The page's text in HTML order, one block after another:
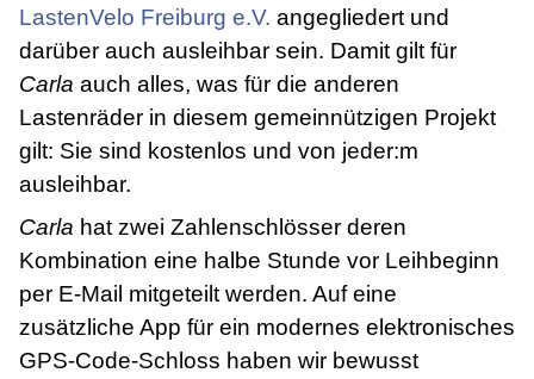
LastenVelo Freiburg e.V. angegliedert und
darüber auch ausleihbar sein. Damit gilt für
Carla auch alles, was für die anderen
Lastenräder in diesem gemeinnützigen Projekt
gilt: Sie sind kostenlos und von jeder:m
ausleihbar.
Carla hat zwei Zahlenschlösser deren
Kombination eine halbe Stunde vor Leihbeginn
per E-Mail mitgeteilt werden. Auf eine
zusätzliche App für ein modernes elektronisches
GPS-Code-Schloss haben wir bewusst